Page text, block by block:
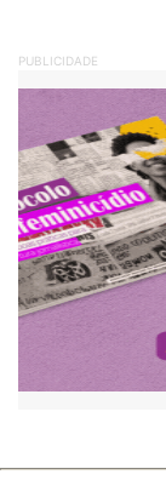
PUBLICIDADE